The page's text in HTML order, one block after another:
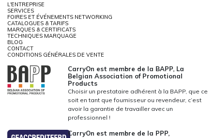
L'ENTREPRISE
SERVICES
FOIRES ET ÉVÉNEMENTS NETWORKING
CATALOGUES & TARIFS
MARQUES & CERTIFICATS
TECHNIQUES MARQUAGE
BLOG
CONTACT
CONDITIONS GÉNÉRALES DE VENTE
CarryOn est membre de la BAPP, La
Belgian Association of Promotional
Products
Choisir un prestataire adhérent à la BAPP, que ce
soit en tant que fournisseur ou revendeur, c’est
avoir la garantie de travailler avec un
professionnel !
CarryOn est membre de la PPP,